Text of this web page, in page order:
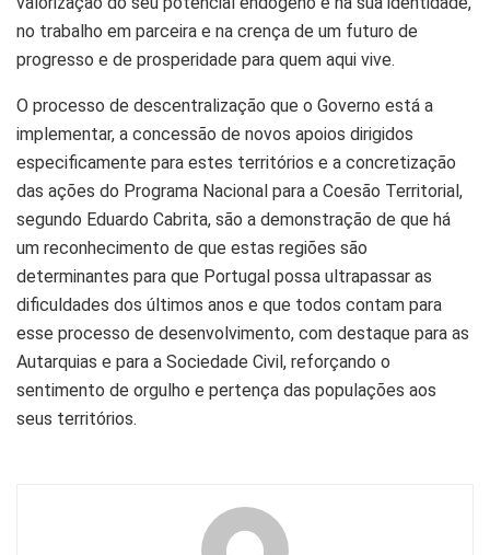
no trabalho em parceira e na crença de um futuro de
progresso e de prosperidade para quem aqui vive.
O processo de descentralização que o Governo está a
implementar, a concessão de novos apoios dirigidos
especificamente para estes territórios e a concretização
das ações do Programa Nacional para a Coesão Territorial,
segundo Eduardo Cabrita, são a demonstração de que há
um reconhecimento de que estas regiões são
determinantes para que Portugal possa ultrapassar as
dificuldades dos últimos anos e que todos contam para
esse processo de desenvolvimento, com destaque para as
Autarquias e para a Sociedade Civil, reforçando o
sentimento de orgulho e pertença das populações aos
seus territórios.